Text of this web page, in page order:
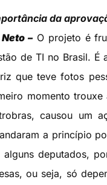
da
–O projeto é
de TI no Brasil.
que teve fotos
momento
causou um
a princípio
deputados,
ou seja, só